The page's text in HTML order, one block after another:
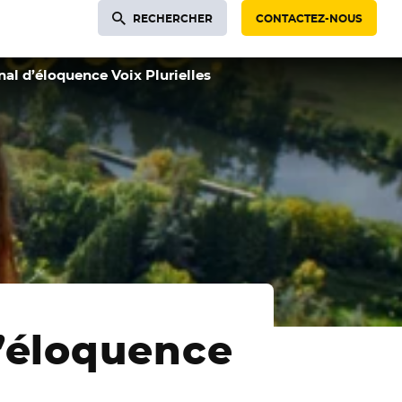
RECHERCHER CONTACTEZ-NOUS
d’éloquence Voix Plurielles